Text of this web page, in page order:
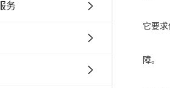
务
它要
障。